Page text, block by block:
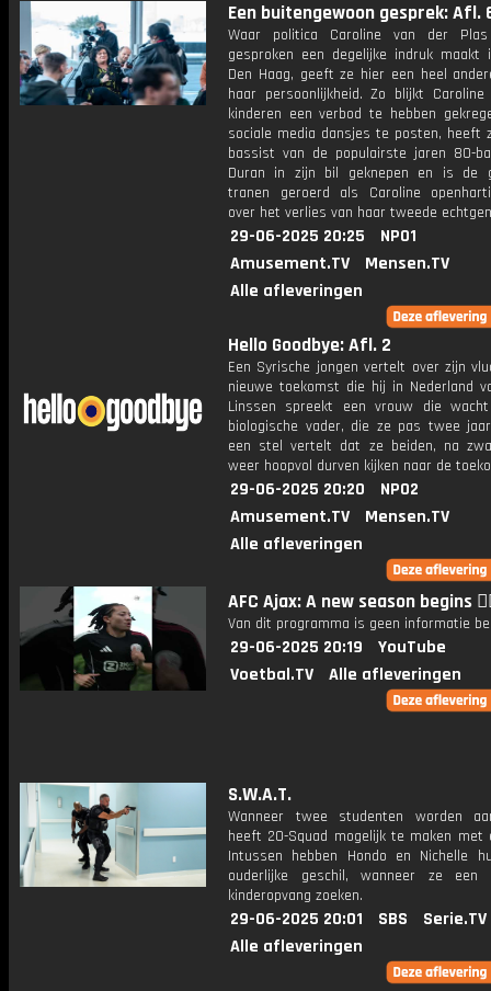
Een buitengewoon gesprek: Afl.
Waar politica Caroline van der
gesproken een degelijke indruk maakt
Den Haag, geeft ze hier een heel
haar persoonlijkheid. Zo blijkt
kinderen een verbod te hebben
sociale media dansjes te posten, heeft
bassist van de populairste jaren 80-
Duran in zijn bil geknepen en is de
tranen geroerd als Caroline
over het verlies van haar tweede
29-06-2025 20:25
NPO1
Amusement.TV
Mensen.TV
Alle afleveringen
Hello Goodbye: Afl. 2
Een Syrische jongen vertelt over zijn
nieuwe toekomst die hij in Nederland
Linssen spreekt een vrouw die
biologische vader, die ze pas twee
een stel vertelt dat ze beiden, na
weer hoopvol durven kijken naar de
29-06-2025 20:20
NPO2
Amusement.TV
Mensen.TV
Alle afleveringen
AFC Ajax: A new season begins
Van dit programma is geen informatie
29-06-2025 20:19
YouTube
Voetbal.TV
Alle afleveringen
S.W.A.T.
Wanneer twee studenten worden
heeft 20-Squad mogelijk te maken met
Intussen hebben Hondo en Nichelle
ouderlijke geschil, wanneer ze een
kinderopvang zoeken.
29-06-2025 20:01 SBS
Serie.TV
Alle afleveringen